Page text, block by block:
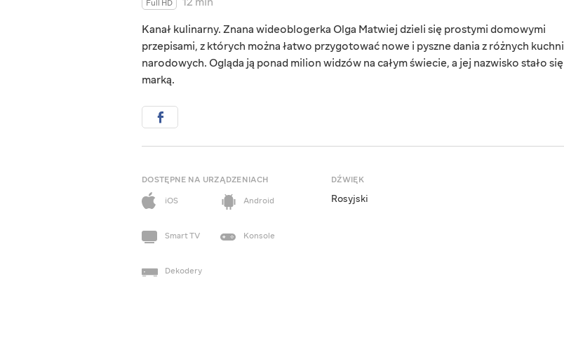
Full HD
Kanał kulinarny. Znana wideoblogerka Olga Matwiej dzieli się prostymi domowymi
przepisami, z których można łatwo przygotować nowe i pyszne dania z różnych kuchni
narodowych. Ogląda ją ponad milion widzów na całym świecie, a jej nazwisko stało się
marką.
DOSTĘPNE NA URZĄDZENIACH
iOS
Android
Smart TV Konsole
Dekodery
DŹWIĘK
Rosyjski